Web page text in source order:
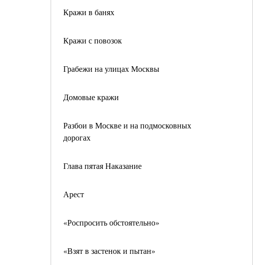
Кражи в банях
Кражи с повозок
Грабежи на улицах Москвы
Домовые кражи
Разбои в Москве и на подмосковных
дорогах
Глава пятая Наказание
Арест
«Роспросить обстоятельно»
«Взят в застенок и пытан»